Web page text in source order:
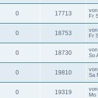
0 17713 von
Fr
0 18753 von
Fr
0 18730 von
So
0 19810 von
Sa
0 19319 von
Mo